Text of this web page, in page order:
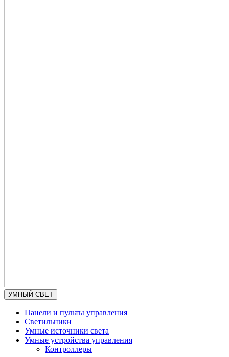
УМНЫЙ СВЕТ
Панели и пульты управления
Светильники
Умные источники света
Умные устройства управления
Контроллеры